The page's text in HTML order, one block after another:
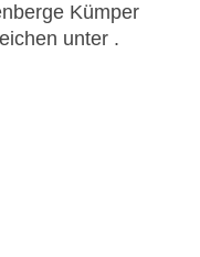
Kümper
unter .